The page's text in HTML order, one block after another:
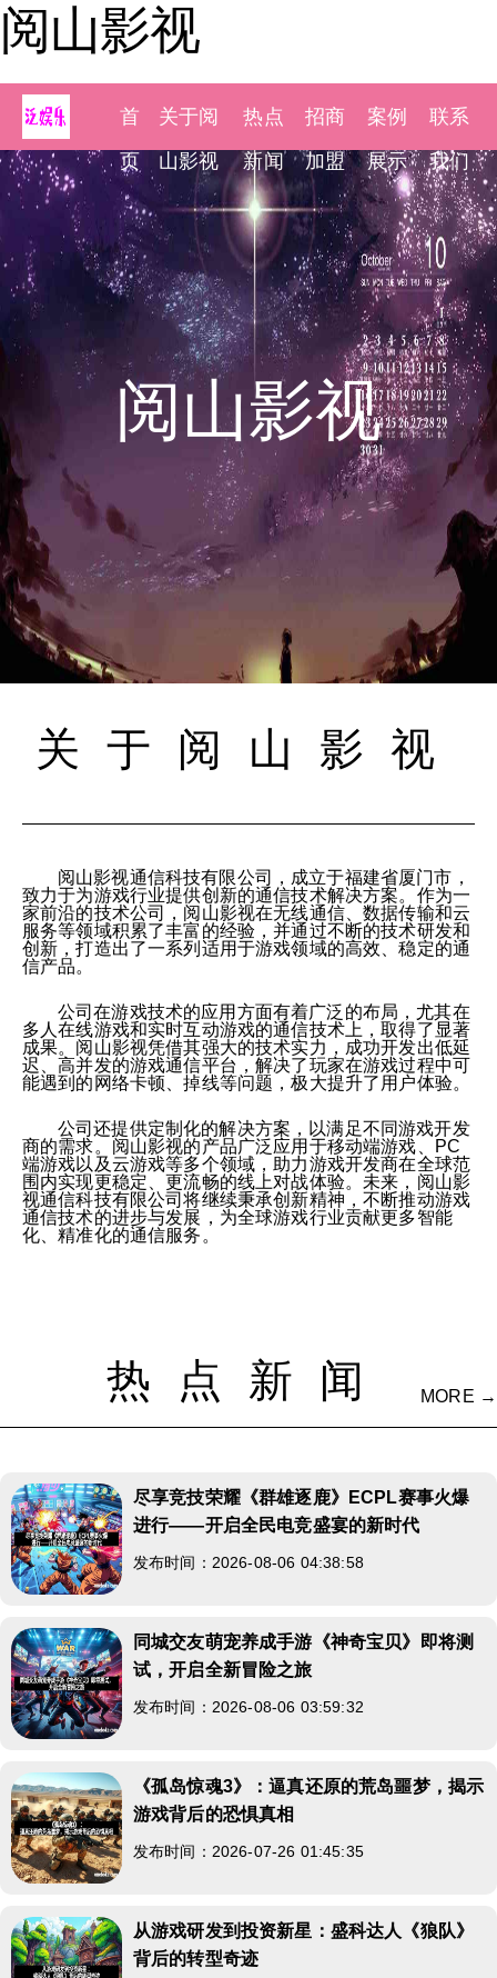
阅山影视
首
页
关于阅
山影视
热点
新闻
招商
加盟
案例
展示
联系
我们
阅山影视
关于阅山影视
阅山影视通信科技有限公司，成立于福建省厦门市，
致力于为游戏行业提供创新的通信技术解决方案。作为一
家前沿的技术公司，阅山影视在无线通信、数据传输和云
服务等领域积累了丰富的经验，并通过不断的技术研发和
创新，打造出了一系列适用于游戏领域的高效、稳定的通
信产品。
公司在游戏技术的应用方面有着广泛的布局，尤其在
多人在线游戏和实时互动游戏的通信技术上，取得了显著
成果。阅山影视凭借其强大的技术实力，成功开发出低延
迟、高并发的游戏通信平台，解决了玩家在游戏过程中可
能遇到的网络卡顿、掉线等问题，极大提升了用户体验。
公司还提供定制化的解决方案，以满足不同游戏开发
商的需求。阅山影视的产品广泛应用于移动端游戏、PC
端游戏以及云游戏等多个领域，助力游戏开发商在全球范
围内实现更稳定、更流畅的线上对战体验。未来，阅山影
视通信科技有限公司将继续秉承创新精神，不断推动游戏
通信技术的进步与发展，为全球游戏行业贡献更多智能
化、精准化的通信服务。
热点新闻 MORE →
尽享竞技荣耀《群雄逐鹿》ECPL赛事火爆
进行——开启全民电竞盛宴的新时代
发布时间：2026-08-06 04:38:58
同城交友萌宠养成手游《神奇宝贝》即将测
试，开启全新冒险之旅
发布时间：2026-08-06 03:59:32
《孤岛惊魂3》：逼真还原的荒岛噩梦，揭示
游戏背后的恐惧真相
发布时间：2026-07-26 01:45:35
从游戏研发到投资新星：盛科达人《狼队》
背后的转型奇迹